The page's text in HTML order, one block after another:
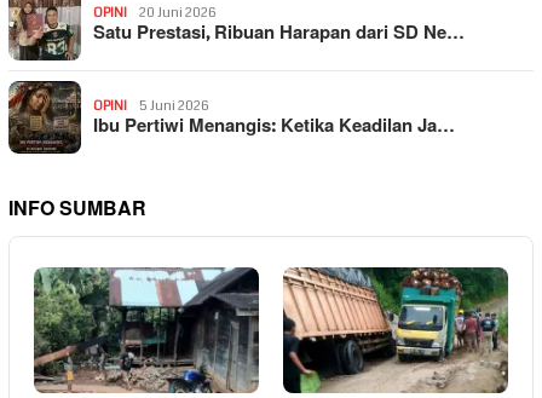
OPINI 20 Juni 2026
Satu Prestasi, Ribuan Harapan dari SD Ne…
OPINI 5 Juni 2026
Ibu Pertiwi Menangis: Ketika Keadilan Ja…
INFO SUMBAR